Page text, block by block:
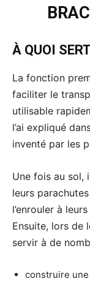
À QUOI
La fonction
faciliter le
utilisable
l’ai expliqué
inventé par les
Une fois au sol,
leurs
l’enrouler à
Ensuite, lors de
servir à de
construire une